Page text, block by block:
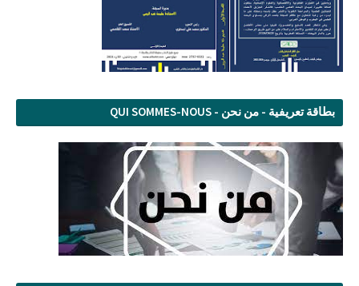
بطاقة تعريفية - من نحن - QUI SOMMES-NOUS